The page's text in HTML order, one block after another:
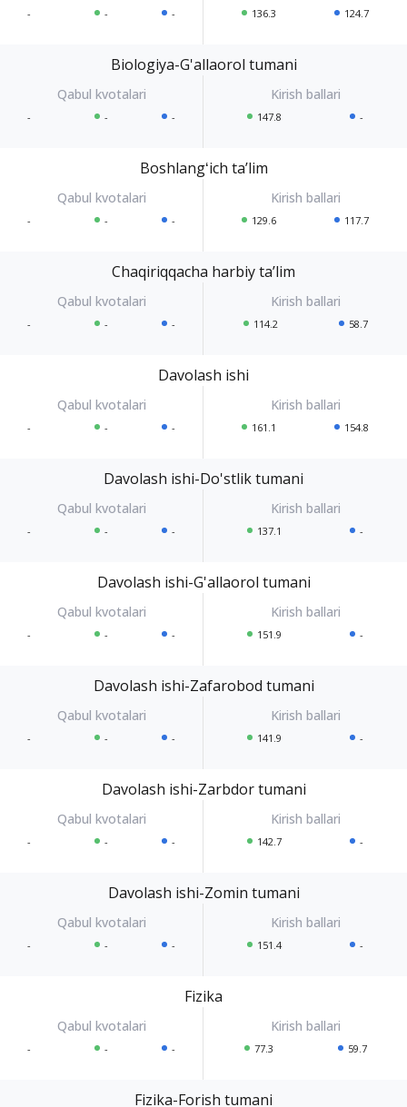
- - - 136.3 124.7
Biologiya-G'allaorol tumani
- - - 147.8 -
Boshlangʻich taʼlim
- - - 129.6 117.7
Chaqiriqqacha harbiy taʼlim
- - - 114.2 58.7
Davolash ishi
- - - 161.1 154.8
Davolash ishi-Do'stlik tumani
- - - 137.1 -
Davolash ishi-G'allaorol tumani
- - - 151.9 -
Davolash ishi-Zafarobod tumani
- - - 141.9 -
Davolash ishi-Zarbdor tumani
- - - 142.7 -
Davolash ishi-Zomin tumani
- - - 151.4 -
Fizika
- - - 77.3 59.7
Fizika-Forish tumani